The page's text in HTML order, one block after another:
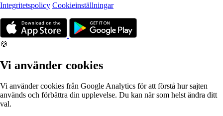
Integritetspolicy Cookieinställningar
🍪
Vi använder cookies
Vi använder cookies från Google Analytics för att förstå hur sajten
används och förbättra din upplevelse. Du kan när som helst ändra ditt
val.